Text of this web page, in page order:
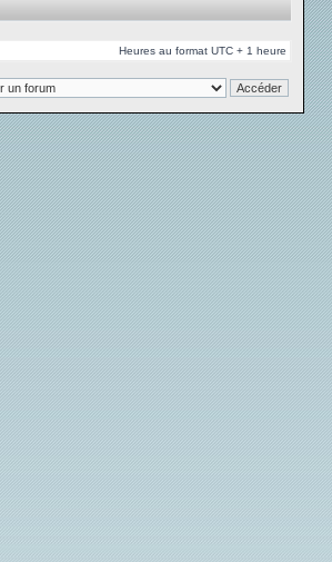
Heures au format UTC + 1 heure